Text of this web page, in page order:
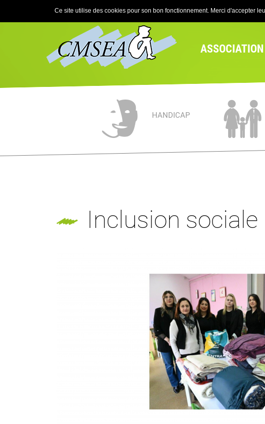
ASSOCIATION
HANDICAP
Inclusion sociale
Ce site utilise des cookies pour son bon fonctionnement. Merci d'accepter